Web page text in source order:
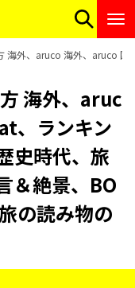
海外、aruco 海外、aruco 国
海外、aruc
、ランキン
史時代、旅
＆絶景、BO
の読み物の